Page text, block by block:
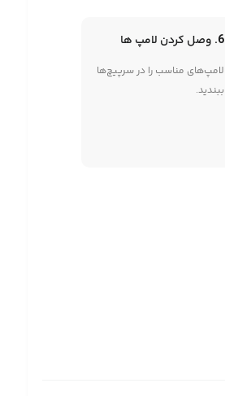
6. وصل کردن لامپ ها
لامپ‌های مناسب را در سرپیچ‌ها
ببندید.